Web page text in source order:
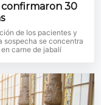
confirmaron 30
de los pacientes y
sospecha se concentra
carne de jabalí